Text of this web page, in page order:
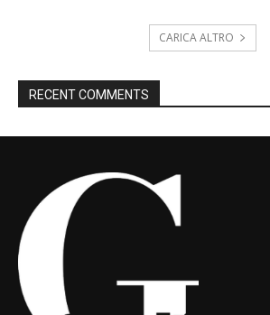
CARICA ALTRO
RECENT COMMENTS